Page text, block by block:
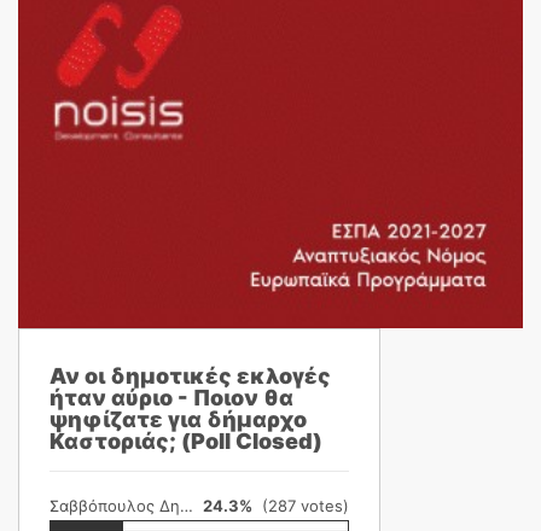
Αν οι δημοτικές εκλογές
ήταν αύριο - Ποιον θα
ψηφίζατε για δήμαρχο
Καστοριάς; (Poll Closed)
Σαββόπουλος Δημήτρης 24.3% (287 votes)